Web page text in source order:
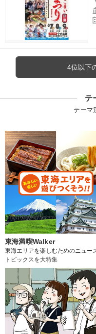
4位以下
テ
テーマ
東海満喫Walker
東海エリアを楽しむためのニュー
トピックスを大特集